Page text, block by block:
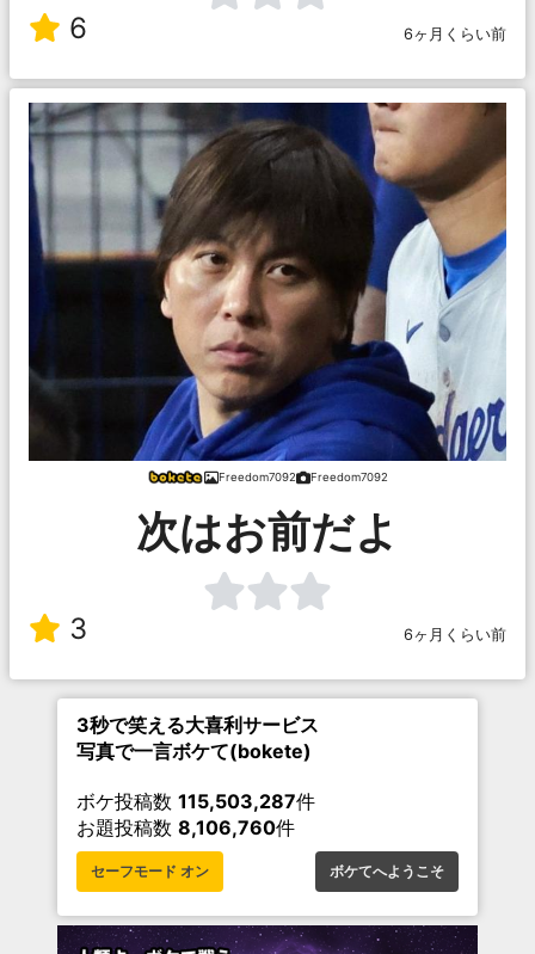
6 6ヶ月くらい前
Freedom7092 Freedom7092
次はお前だよ
3 6ヶ月くらい前
3秒で笑える大喜利サービス
写真で一言ボケて(bokete)
ボケ投稿数 115,503,287件
お題投稿数 8,106,760件
セーフモード オン ボケてへようこそ